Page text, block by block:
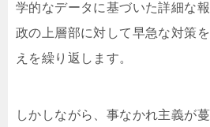
学的なデータに基づいた詳細な
政の上層部に対して早急な対策
えを繰り返します。
しかしながら、事なかれ主義が